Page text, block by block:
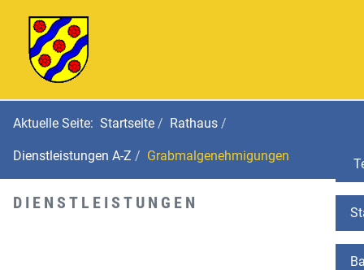
Aktuelle Seite: Startseite Rathaus
Dienstleistungen A-Z Grabmalgenehmigungen
DIENSTLEISTUNGEN